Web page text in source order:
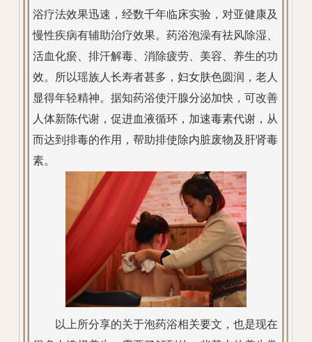
浴疗法效果迅速，经数千年临床实验，对亚健康及
慢性疾病有辅助治疗效果。药浴泡澡有祛风除湿、
活血化瘀、排汗解毒、消除疲劳、美容、养生的功
效。所以瑶族人长寿者甚多，妇女肤色圆润，老人
显得年轻精神。据知药浴使汗腺分泌加快，可改善
人体新陈代谢，促进血液循环，加速毒素代谢，从
而达到排毒的作用，帮助排使除内脏废物及肝肾毒
素。
以上所分享的关于泡药浴相关要文，也是现在